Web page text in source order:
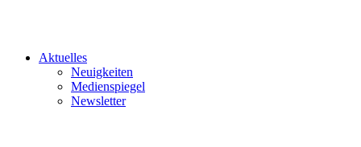
Aktuelles
Neuigkeiten
Medienspiegel
Newsletter